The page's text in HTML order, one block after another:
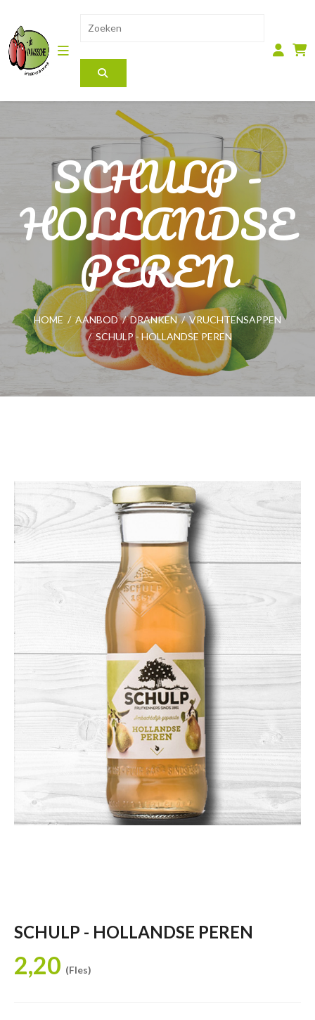
SCHULP -
HOLLANDSE
PEREN
HOME / AANBOD / DRANKEN / VRUCHTENSAPPEN
/ SCHULP - HOLLANDSE PEREN
SCHULP - HOLLANDSE PEREN
2,20 (Fles)